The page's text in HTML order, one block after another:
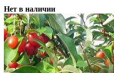
Нет в наличии